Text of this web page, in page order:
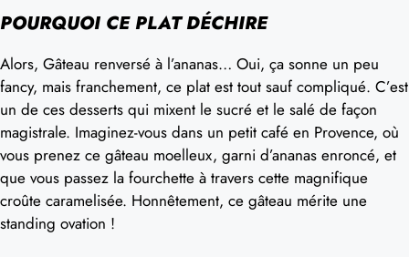
POURQUOI CE PLAT DÉCHIRE
Alors, Gâteau renversé à l’ananas… Oui, ça sonne un peu
fancy, mais franchement, ce plat est tout sauf compliqué. C’est
un de ces desserts qui mixent le sucré et le salé de façon
magistrale. Imaginez-vous dans un petit café en Provence, où
vous prenez ce gâteau moelleux, garni d’ananas enroncé, et
que vous passez la fourchette à travers cette magnifique
croûte caramelisée. Honnêtement, ce gâteau mérite une
standing ovation !